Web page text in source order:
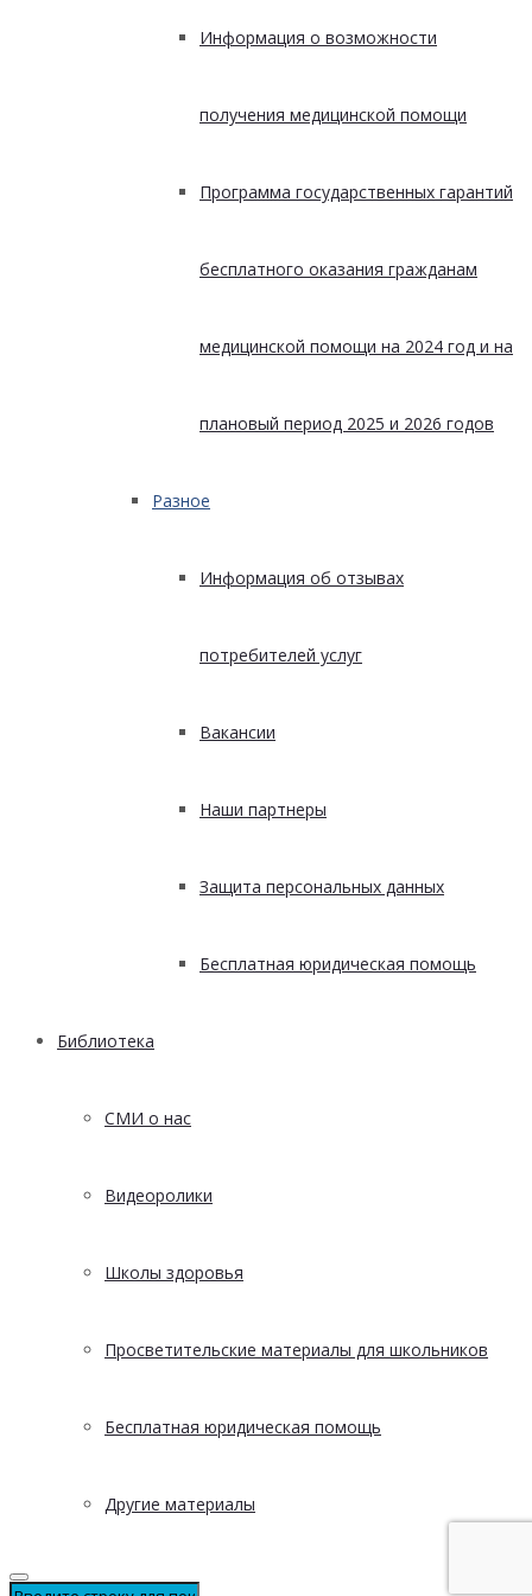
Информация о возможности
получения медицинской помощи
Программа государственных гарантий
бесплатного оказания гражданам
медицинской помощи на 2024 год и на
плановый период 2025 и 2026 годов
Разное
Информация об отзывах
потребителей услуг
Вакансии
Наши партнеры
Защита персональных данных
Бесплатная юридическая помощь
Библиотека
СМИ о нас
Видеоролики
Школы здоровья
Просветительские материалы для школьников
Бесплатная юридическая помощь
Другие материалы